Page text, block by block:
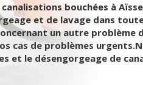
bouchées à
et de lavage dans
un autre
cas de problèmes
et le désengorgeage de